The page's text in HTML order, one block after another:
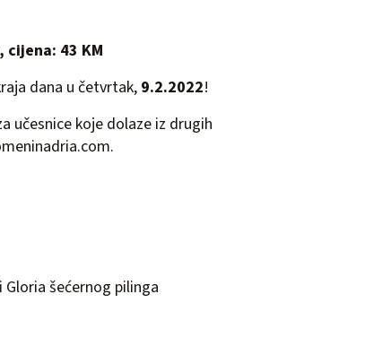
43 KM
dana u četvrtak, 9.2.2022!
učesnice koje dolaze iz drugih
.
šećernog pilinga